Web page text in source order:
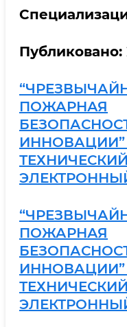
Публиковано:
ПОЖАРНАЯ
ТЕХНИЧЕСКИЙ
ПОЖАРНАЯ
ТЕХНИЧЕСКИЙ